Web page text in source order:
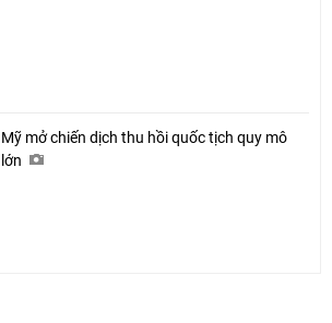
Mỹ mở chiến dịch thu hồi quốc tịch quy mô
lớn